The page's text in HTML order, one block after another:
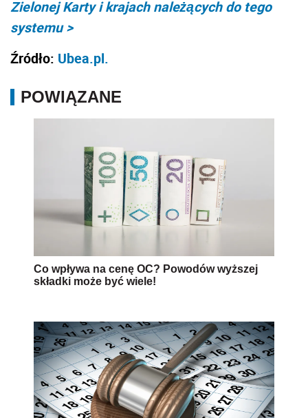
Zielonej Karty i krajach należących do tego
systemu >
Źródło: Ubea.pl.
POWIĄZANE
Co wpływa na cenę OC? Powodów wyższej
składki może być wiele!